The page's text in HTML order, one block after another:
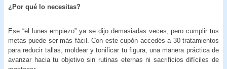
¿Por qué lo necesitas?
Ese “el lunes empiezo” ya se dijo demasiadas veces, pero cumplir tus
metas puede ser más fácil. Con este cupón accedés a 30 tratamientos
para reducir tallas, moldear y tonificar tu figura, una manera práctica de
avanzar hacia tu objetivo sin rutinas eternas ni sacrificios difíciles de